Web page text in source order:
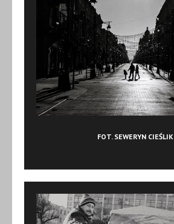
FOT. SEWERYN CIEŚLIK